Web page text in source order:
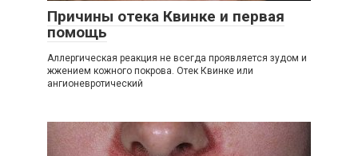
Причины отека Квинке и первая
помощь
Аллергическая реакция не всегда проявляется зудом и
жжением кожного покрова. Отек Квинке или
ангионевротический